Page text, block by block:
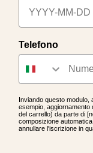
Telefono
Inviando questo
esempio, aggiornamento
del carrello) da parte di
composizione
annullare l'iscrizione in